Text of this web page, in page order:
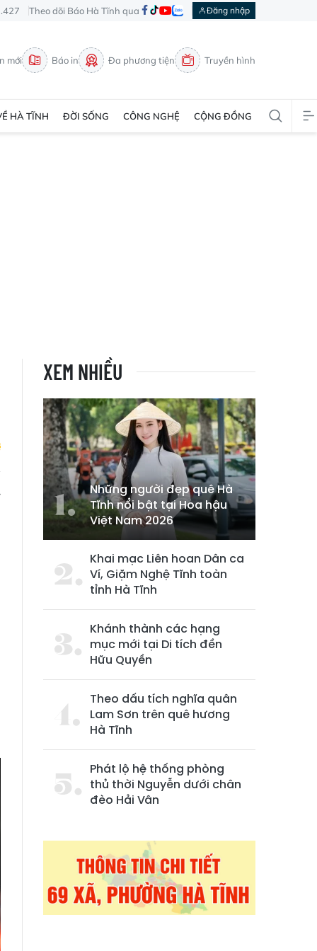
Theo dõi Báo Hà Tĩnh qua Đăng nhập
mới Báo in Đa phương tiện Truyền hình
HÀ TĨNH ĐỜI SỐNG CÔNG NGHỆ CỘNG ĐỒNG
XEM NHIỀU
Những người đẹp quê Hà
Tĩnh nổi bật tại Hoa hậu
Việt Nam 2026
Khai mạc Liên hoan Dân ca
Ví, Giặm Nghệ Tĩnh toàn
tỉnh Hà Tĩnh
Khánh thành các hạng
mục mới tại Di tích đền
Hữu Quyền
Theo dấu tích nghĩa quân
Lam Sơn trên quê hương
Hà Tĩnh
Phát lộ hệ thống phòng
thủ thời Nguyễn dưới chân
đèo Hải Vân